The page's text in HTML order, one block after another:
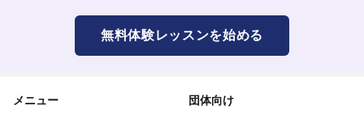
無料体験レッスンを始める
メニュー 団体向け